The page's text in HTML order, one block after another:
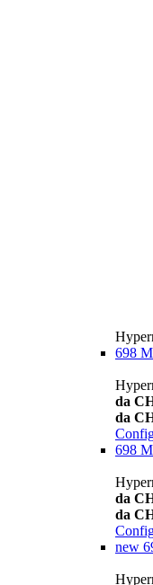
698
da
da
698
da
da
new